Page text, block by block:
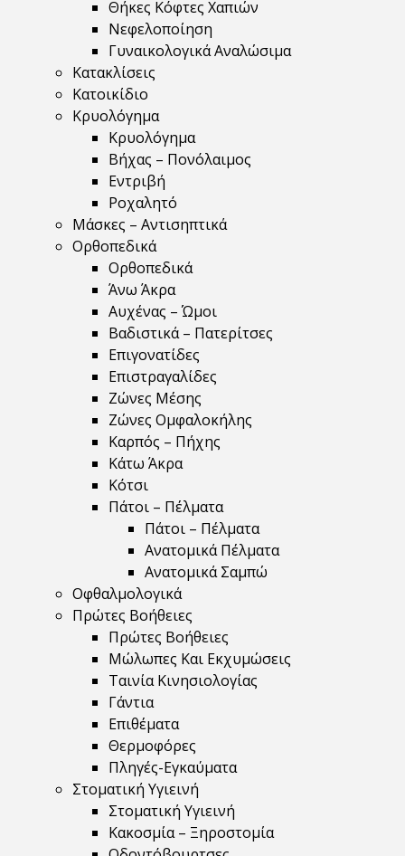
Θήκες Κόφτες Χαπιών
Νεφελοποίηση
Γυναικολογικά Αναλώσιμα
Κατακλίσεις
Κατοικίδιο
Κρυολόγημα
Κρυολόγημα
Βήχας – Πονόλαιμος
Εντριβή
Ροχαλητό
Μάσκες – Αντισηπτικά
Ορθοπεδικά
Ορθοπεδικά
Άνω Άκρα
Αυχένας – Ώμοι
Βαδιστικά – Πατερίτσες
Επιγονατίδες
Επιστραγαλίδες
Ζώνες Μέσης
Ζώνες Ομφαλοκήλης
Καρπός – Πήχης
Κάτω Άκρα
Κότσι
Πάτοι – Πέλματα
Πάτοι – Πέλματα
Ανατομικά Πέλματα
Ανατομικά Σαμπώ
Οφθαλμολογικά
Πρώτες Βοήθειες
Πρώτες Βοήθειες
Μώλωπες Και Εκχυμώσεις
Ταινία Κινησιολογίας
Γάντια
Επιθέματα
Θερμοφόρες
Πληγές-Εγκαύματα
Στοματική Υγιεινή
Στοματική Υγιεινή
Κακοσμία – Ξηροστομία